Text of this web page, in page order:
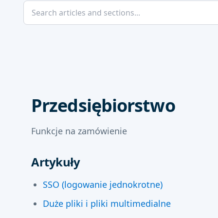
Przedsiębiorstwo
Funkcje na zamówienie
Artykuły
SSO (logowanie jednokrotne)
Duże pliki i pliki multimedialne